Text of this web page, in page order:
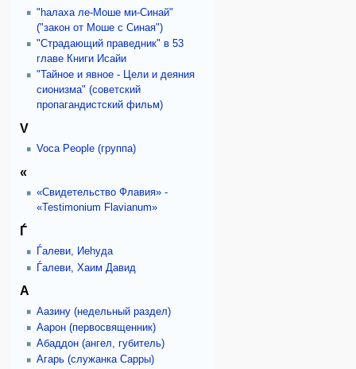
"hалаха ле-Моше ми-Синай"
("закон от Моше с Синая")
"Страдающий праведник" в 53
главе Книги Исайи
"Тайное и явное - Цели и деяния
сионизма" (советский
пропагандистский фильм)
V
Voca People (группа)
«
«Свидетельство Флавия» -
«Testimonium Flavianum»
Ѓ
Ѓалеви, Иеhуда
Ѓалеви, Хаим Давид
А
Аазину (недельный раздел)
Аарон (первосвященник)
Абаддон (ангел, губитель)
Агарь (служанка Сарры)